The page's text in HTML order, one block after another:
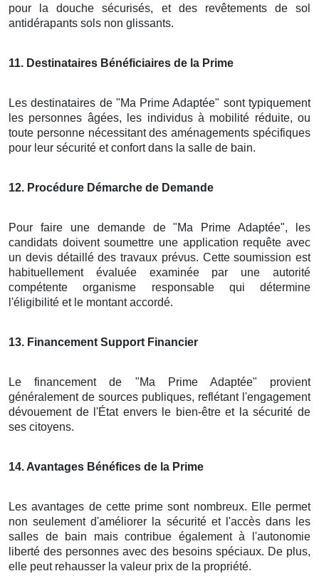
pour la douche sécurisés, et des revêtements de sol
antidérapants sols non glissants.
11. Destinataires Bénéficiaires de la Prime
Les destinataires de "Ma Prime Adaptée" sont typiquement
les personnes âgées, les individus à mobilité réduite, ou
toute personne nécessitant des aménagements spécifiques
pour leur sécurité et confort dans la salle de bain.
12. Procédure Démarche de Demande
Pour faire une demande de "Ma Prime Adaptée", les
candidats doivent soumettre une application requête avec
un devis détaillé des travaux prévus. Cette soumission est
habituellement évaluée examinée par une autorité
compétente organisme responsable qui détermine
l'éligibilité et le montant accordé.
13. Financement Support Financier
Le financement de "Ma Prime Adaptée" provient
généralement de sources publiques, reflétant l'engagement
dévouement de l'État envers le bien-être et la sécurité de
ses citoyens.
14. Avantages Bénéfices de la Prime
Les avantages de cette prime sont nombreux. Elle permet
non seulement d'améliorer la sécurité et l'accès dans les
salles de bain mais contribue également à l'autonomie
liberté des personnes avec des besoins spéciaux. De plus,
elle peut rehausser la valeur prix de la propriété.